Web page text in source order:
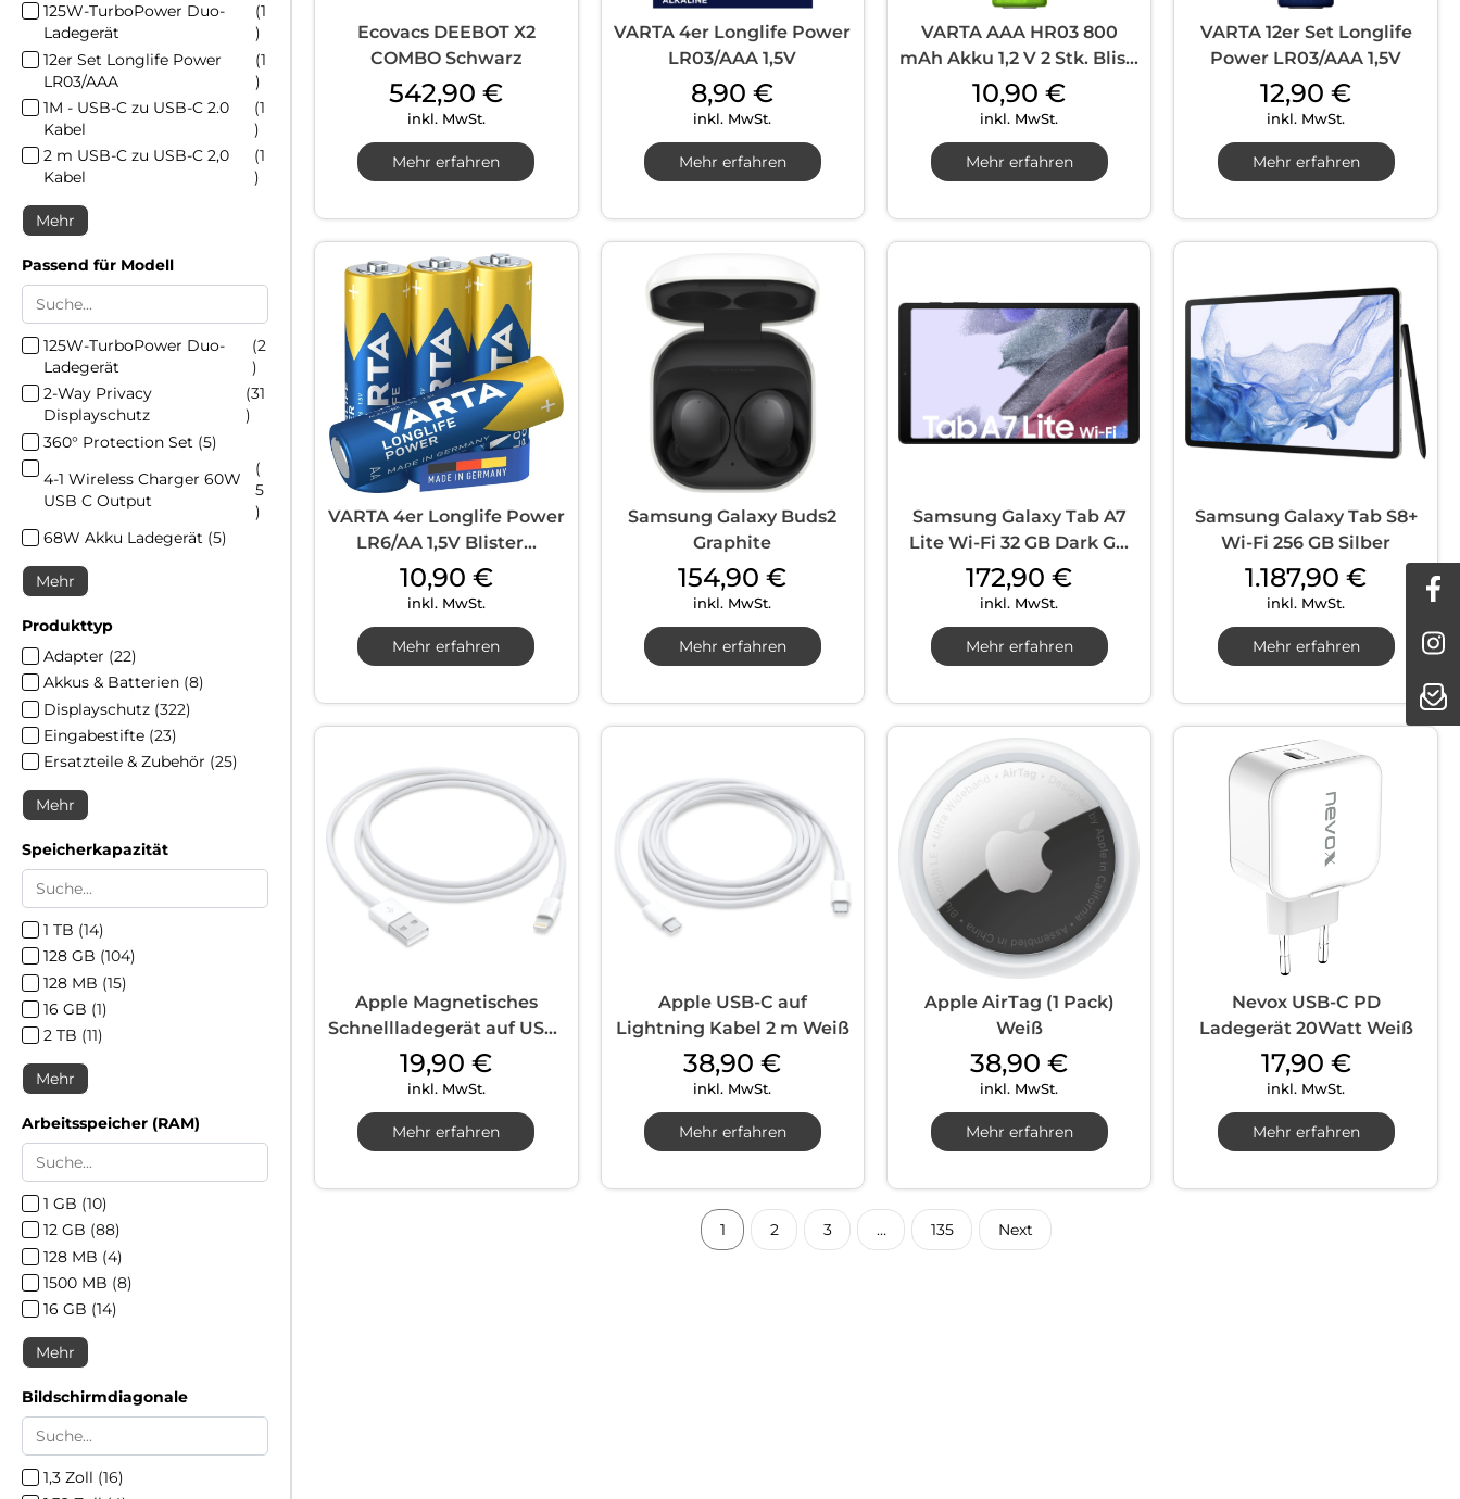
125W-TurboPower Duo-
Ladegerät
(1
)
12er Set Longlife Power
LR03/AAA
(1
)
1M - USB-C zu USB-C 2.0
Kabel
(1
)
2 m USB-C zu USB-C 2,0
Kabel
(1
)
Mehr
Passend für Modell
125W-TurboPower Duo-
Ladegerät
(2
)
2-Way Privacy
Displayschutz
(31
)
360° Protection Set (5)
4-1 Wireless Charger 60W
USB C Output
(
5
)
68W Akku Ladegerät (5)
Mehr
Produkttyp
Adapter (22)
Akkus & Batterien (8)
Displayschutz (322)
Eingabestifte (23)
Ersatzteile & Zubehör (25)
Mehr
Speicherkapazität
1 TB (14)
128 GB (104)
128 MB (15)
16 GB (1)
2 TB (11)
Mehr
Arbeitsspeicher (RAM)
1 GB (10)
12 GB (88)
128 MB (4)
1500 MB (8)
16 GB (14)
Mehr
Bildschirmdiagonale
1,3 Zoll (16)
Ecovacs DEEBOT X2
COMBO Schwarz
542,90€
inkl. MwSt.
Mehr erfahren
VARTA 4er Longlife Power
LR03/AAA 1,5V
8,90€
inkl. MwSt.
Mehr erfahren
VARTA AAA HR03 800
mAh Akku 1,2 V 2 Stk. Blis...
10,90€
inkl. MwSt.
Mehr erfahren
VARTA 12er Set Longlife
Power LR03/AAA 1,5V
12,90€
inkl. MwSt.
Mehr erfahren
VARTA 4er Longlife Power
LR6/AA 1,5V Blister...
10,90 €
inkl. MwSt.
Mehr erfahren
Samsung Galaxy Buds2
Graphite
154,90€
inkl. MwSt.
Mehr erfahren
Samsung Galaxy Tab A7
Lite Wi-Fi 32 GB Dark G...
172,90€
inkl. MwSt.
Mehr erfahren
Samsung Galaxy Tab S8+
Wi-Fi 256 GB Silber
1.187,90€
inkl. MwSt.
Mehr erfahren
Apple Magnetisches
Schnellladegerät auf USB-
C...
19,90€
inkl. MwSt.
Mehr erfahren
Apple USB-C auf
Lightning Kabel 2 m Weiß
38,90€
inkl. MwSt.
Mehr erfahren
Apple AirTag (1 Pack)
Weiß
38,90€
inkl. MwSt.
Mehr erfahren
Nevox USB-C PD
Ladegerät 20Watt Weiß
17,90 €
inkl. MwSt.
Mehr erfahren
1 2 3 … 135 Next